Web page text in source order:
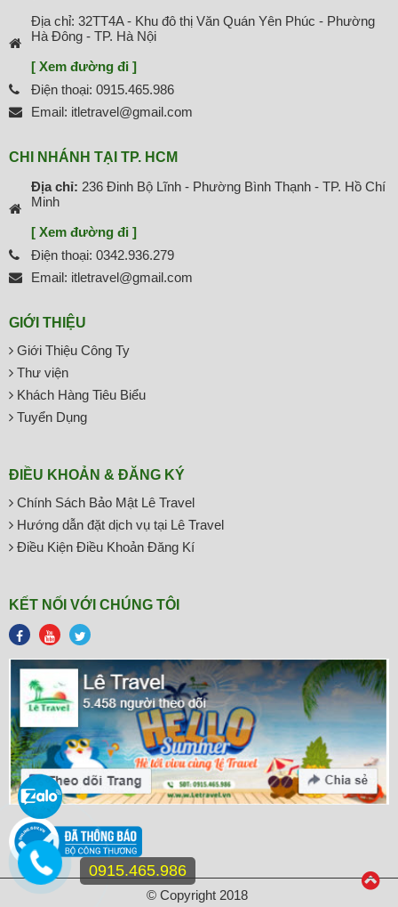
Địa chỉ: 32TT4A - Khu đô thị Văn Quán Yên Phúc - Phường
Hà Đông - TP. Hà Nội
[ Xem đường đi ]
Điện thoại: 0915.465.986
Email: itletravel@gmail.com
CHI NHÁNH TẠI TP. HCM
Địa chỉ: 236 Đinh Bộ Lĩnh - Phường Bình Thạnh - TP. Hồ Chí
Minh
[ Xem đường đi ]
Điện thoại: 0342.936.279
Email: itletravel@gmail.com
GIỚI THIỆU
Giới Thiệu Công Ty
Thư viện
Khách Hàng Tiêu Biểu
Tuyển Dụng
ĐIỀU KHOẢN & ĐĂNG KÝ
Chính Sách Bảo Mật Lê Travel
Hướng dẫn đặt dịch vụ tại Lê Travel
Điều Kiện Điều Khoản Đăng Kí
KẾT NỐI VỚI CHÚNG TÔI
© Copyright 2018
0915.465.986